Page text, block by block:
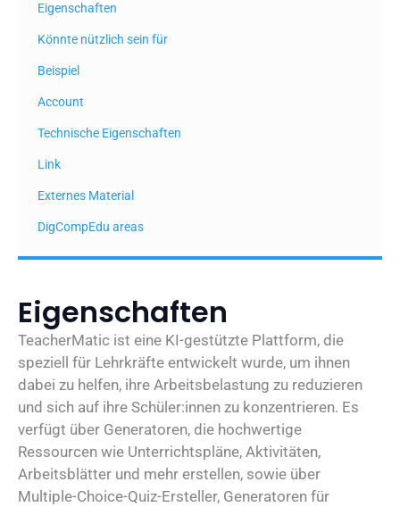
Eigenschaften
Könnte nützlich sein für
Beispiel
Account
Technische Eigenschaften
Link
Externes Material
DigCompEdu areas
Eigenschaften
TeacherMatic ist eine KI-gestützte Plattform, die
speziell für Lehrkräfte entwickelt wurde, um ihnen
dabei zu helfen, ihre Arbeitsbelastung zu reduzieren
und sich auf ihre Schüler:innen zu konzentrieren. Es
verfügt über Generatoren, die hochwertige
Ressourcen wie Unterrichtspläne, Aktivitäten,
Arbeitsblätter und mehr erstellen, sowie über
Multiple-Choice-Quiz-Ersteller, Generatoren für